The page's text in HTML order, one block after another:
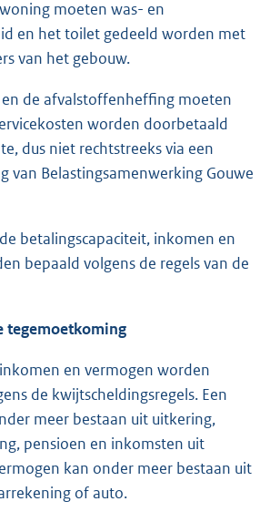
moeten was- en
en het toilet gedeeld worden met
van het gebouw.
de afvalstoffenheffing moeten
worden doorbetaald
dus niet rechtstreeks via een
van Belastingsamenwerking Gouwe
betalingscapaciteit, inkomen en
bepaald volgens de regels van de
tegemoetkoming
en vermogen worden
de kwijtscheldingsregels. Een
meer bestaan uit uitkering,
pensioen en inkomsten uit
kan onder meer bestaan uit
of auto.